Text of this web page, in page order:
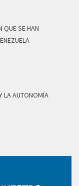
QUE SE HAN
LA AUTONOMÍA